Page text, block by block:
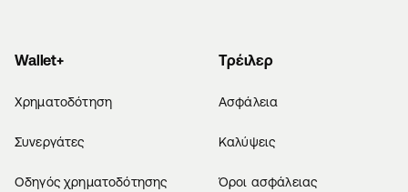
Wallet+
Χρηματοδότηση
Συνεργάτες
Οδηγός χρηματοδότησης
Τρέιλερ
Ασφάλεια
Καλύψεις
Όροι ασφάλειας